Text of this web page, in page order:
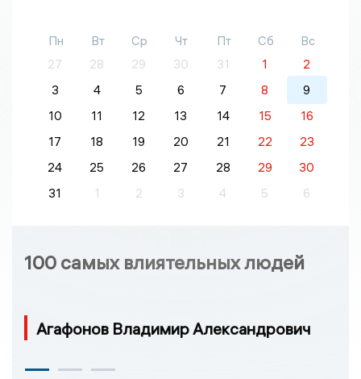
Пн Вт Ср Чт Пт Сб
Вс
27
28 29 30 31 1
2
3
4 5 6 7 8
9
10
11 12 13 14 15
16
17
18 19 20 21 22
23
24
25 26 27 28 29
30
31
1 2 3 4 5 6
100 самых влиятельных людей
Агафонов Владимир Александрович